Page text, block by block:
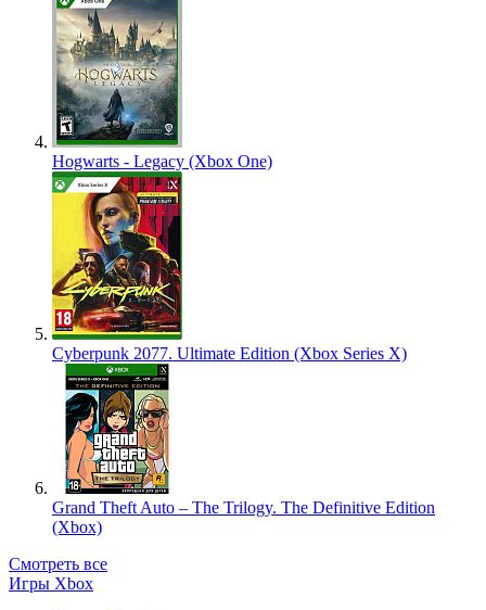
Hogwarts - Legacy (Xbox One)
Cyberpunk 2077. Ultimate Edition (Xbox Series X)
Grand Theft Auto – The Trilogy. The Definitive Edition
(Xbox)
Смотреть все
Игры Xbox